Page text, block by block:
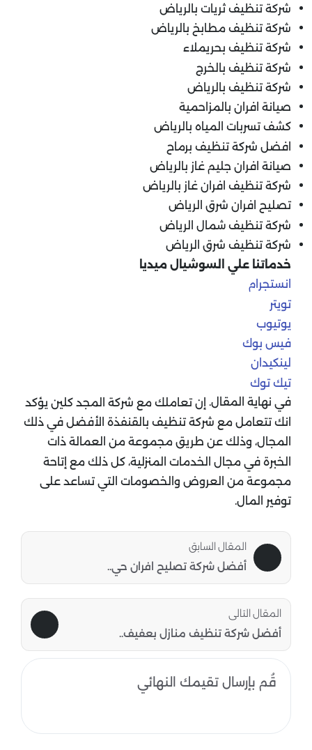
شركة تنظيف ثريات بالرياض
شركة تنظيف مطابخ بالرياض
شركة تنظيف بحريملاء
شركة تنظيف بالخرج
شركة تنظيف بالرياض
صيانة افران بالمزاحمية
كشف تسربات المياه بالرياض
افضل شركة تنظيف برماح
صيانة افران جليم غاز بالرياض
شركة تنظيف افران غاز بالرياض
تصليح افران شرق الرياض
شركة تنظيف شمال الرياض
شركة تنظيف شرق الرياض
خدماتنا علي السوشيال ميديا
انستجرام
تويتر
يوتيوب
فيس بوك
لينكيدان
تيك توك
في نهاية المقال. إن تعاملك مع شركة المجد كلين يؤكد
انك تتعامل مع شركة تنظيف بالقنفذة الأفضل في ذلك
المجال، وذلك عن طريق مجموعة من العمالة ذات
الخبرة في مجال الخدمات المنزلية، كل ذلك مع إتاحة
مجموعة من العروض والخصومات التي تساعد على
توفير المال.
المقال السابق
أفضل شركة تصليح افران حي..
المقال التالى
أفضل شركة تنظيف منازل بعفيف..
قُم بإرسال تقيمك النهائي